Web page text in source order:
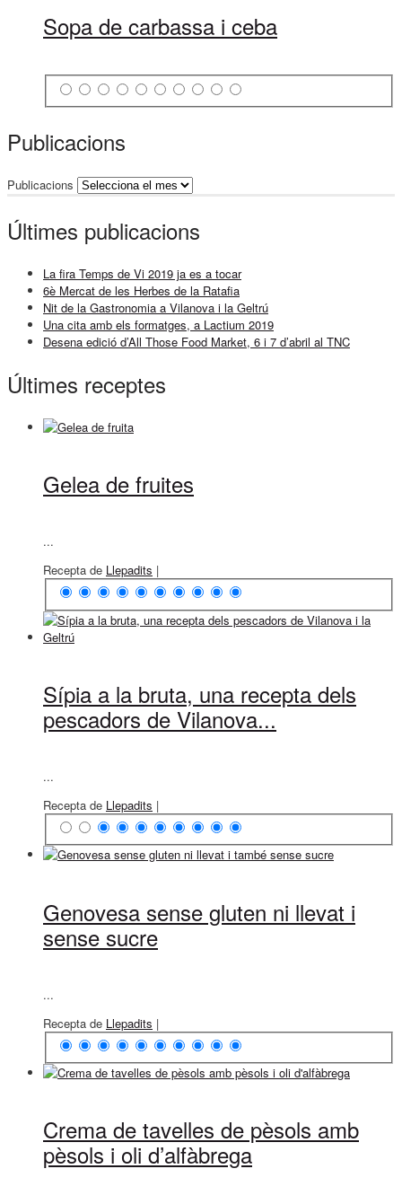
Sopa de carbassa i ceba
Publicacions
Publicacions
Últimes publicacions
La fira Temps de Vi 2019 ja es a tocar
6è Mercat de les Herbes de la Ratafia
Nit de la Gastronomia a Vilanova i la Geltrú
Una cita amb els formatges, a Lactium 2019
Desena edició d’All Those Food Market, 6 i 7 d’abril al TNC
Últimes receptes
Gelea de fruites
...
Recepta de Llepadits |
Sípia a la bruta, una recepta dels
pescadors de Vilanova...
...
Recepta de Llepadits |
Genovesa sense gluten ni llevat i
sense sucre
...
Recepta de Llepadits |
Crema de tavelles de pèsols amb
pèsols i oli d’alfàbrega